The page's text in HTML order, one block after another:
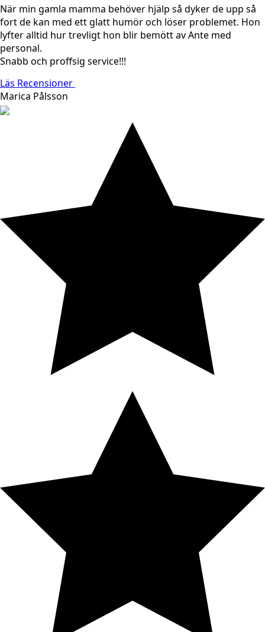
När min gamla mamma behöver hjälp så dyker de upp så
fort de kan med ett glatt humör och löser problemet. Hon
lyfter alltid hur trevligt hon blir bemött av Ante med
personal.
Snabb och proffsig service!!!
Läs Recensioner
Marica Pålsson